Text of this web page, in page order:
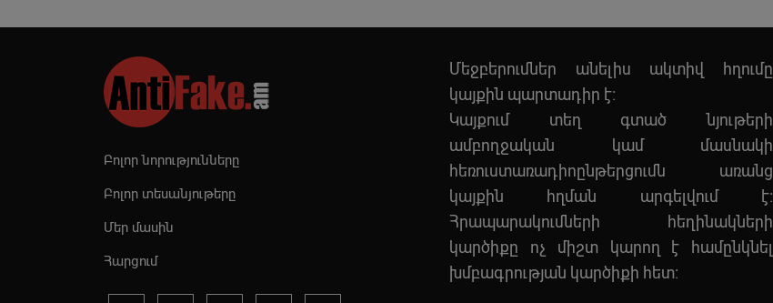
Բոլոր նորությունները
Բոլոր տեսանյութերը
Մեր մասին
Հարցում
Մեջբերումներ անելիս ակտիվ հղումը
կայքին պարտադիր է:
Կայքում տեղ գտած նյութերի
ամբողջական կամ մասնակի
հեռուստառադիոընթերցումն առանց
կայքին հղման արգելվում է:
Հրապարակումների հեղինակների
կարծիքը ոչ միշտ կարող է համընկնել
խմբագրության կարծիքի հետ: